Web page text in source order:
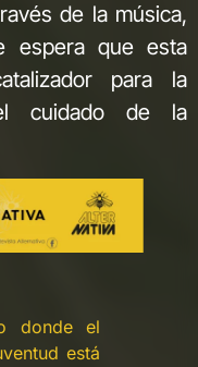
de la música,
espera que esta
para la
cuidado de la
donde el
está